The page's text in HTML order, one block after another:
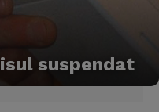
suspendat